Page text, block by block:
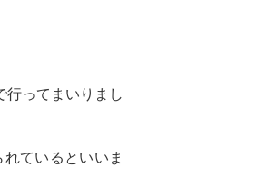
行ってまいりまし
ているといいま